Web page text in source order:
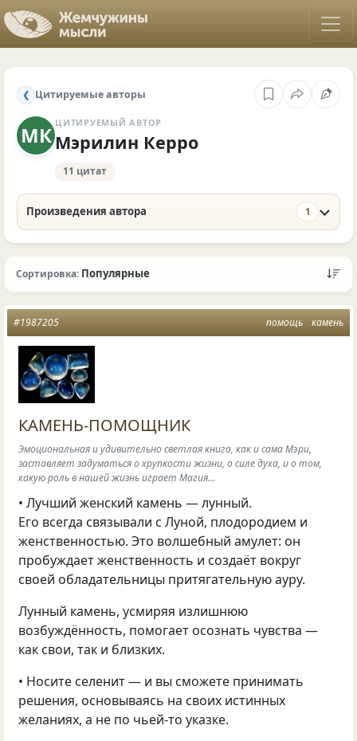
❮ Цитируемые авторы
МК ЦИТИРУЕМЫЙ АВТОР
Мэрилин Керро
11 цитат
Произведения автора 1
Сортировка: Популярные
помощь камень
#1987205
КАМЕНЬ-ПОМОЩНИК
Эмоциональная и удивительно светлая книга, как и сама Мэри,
заставляет задуматься о хрупкости жизни, о силе духа, и о том,
какую роль в нашей жизнь играет Магия…
• Лучший женский камень — лунный.
Его всегда связывали с Луной, плодородием и
женственностью. Это волшебный амулет: он
пробуждает женственность и создаёт вокруг
своей обладательницы притягательную ауру.
Лунный камень, усмиряя излишнюю
возбуждённость, помогает осознать чувства —
как свои, так и близких.
• Носите селенит — и вы сможете принимать
решения, основываясь на своих истинных
желаниях, а не по чьей-то указке.